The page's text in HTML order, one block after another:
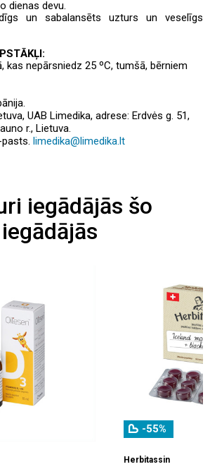
dienas devu.
un sabalansēts uzturs un veselīgs
kas nepārsniedz 25 ºC, tumšā, bērniem
UAB Limedika, adrese: Erdvės g. 51,
r., Lietuva.
limedika@limedika.lt
iegādājās šo
-55%
Herbitassin